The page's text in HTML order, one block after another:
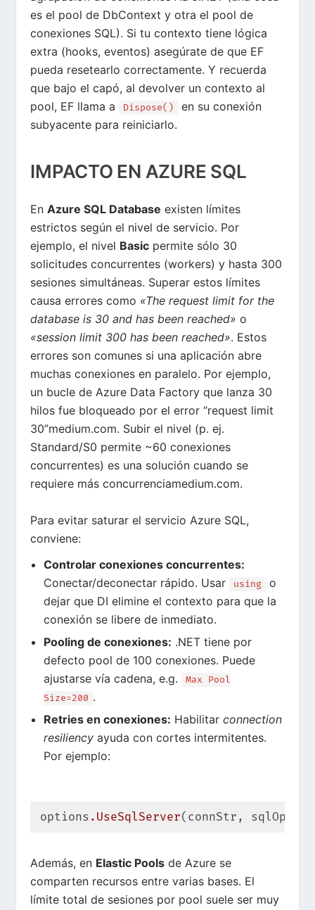
es el pool de DbContext y otra el pool de
conexiones SQL). Si tu contexto tiene lógica
extra (hooks, eventos) asegúrate de que EF
pueda resetearlo correctamente. Y recuerda
que bajo el capó, al devolver un contexto al
pool, EF llama a
Dispose()
en su conexión
subyacente para reiniciarlo.
IMPACTO EN AZURE SQL
EnAzure SQL Database existen límites
estrictos según el nivel de servicio. Por
ejemplo, el nivel Basic permite sólo 30
solicitudes concurrentes (workers) y hasta 300
sesiones simultáneas. Superar estos límites
causa errores como «The request limit for the
database is 30 and has been reached» o
«session limit 300 has been reached». Estos
errores son comunes si una aplicación abre
muchas conexiones en paralelo. Por ejemplo,
un bucle de Azure Data Factory que lanza 30
hilos fue bloqueado por el error “request limit
30”medium.com. Subir el nivel (p. ej.
Standard/S0 permite ~60 conexiones
concurrentes) es una solución cuando se
requiere más concurrenciamedium.com.
Para evitar saturar el servicio Azure SQL,
conviene:
Controlar conexiones concurrentes:
Conectar/deconectar rápido. Usar
using
o
dejar que DI elimine el contexto para que la
conexión se libere de inmediato.
Pooling de conexiones: .NET tiene por
defecto pool de 100 conexiones. Puede
ajustarse vía cadena, e.g.
Max Pool
Size=200 .
Retries en conexiones: Habilitar connection
resiliencyayuda con cortes intermitentes.
Por ejemplo:
options .UseSqlServer(connStr, sqlOpts
Además, en Elastic Pools de Azure se
comparten recursos entre varias bases. El
límite total de sesiones por pool suele ser muy